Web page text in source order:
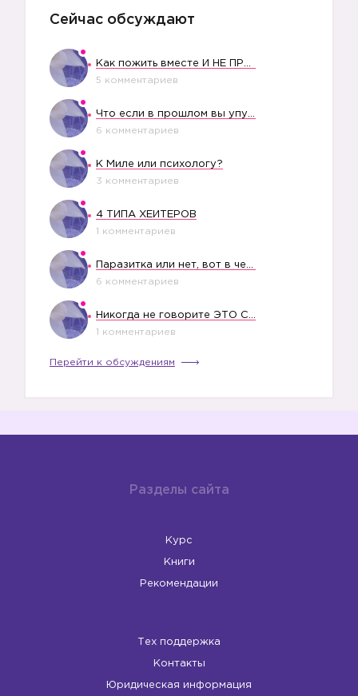
Сейчас обсуждают
5 комментариев
6 комментариев
К Миле или психологу?
3 комментариев
4 ТИПА ХЕЙТЕРОВ
1 комментариев
6 комментариев
1 комментариев
Перейти к обсуждениям
Разделы сайта
Курс
Книги
Рекомендации
Тех поддержка
Контакты
Юридическая информация